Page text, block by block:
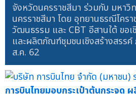
จังหวัดนครราชสีมา ร่วมกับ มหาวิ
นครราชสีมา โดย อุทยานธรณีโคร
วัฒนธรรม และ CBT อีสานใต้ ขอ
และผลิตภัณฑ์ชุมชนเชิงสร้างสรรค์
ส.ค. 62
การบินไทยมอบกระเป๋าต้นกระจูด